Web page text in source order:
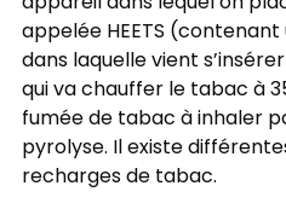
appelée HEETS
dans laquelle vient
qui va chauffer le tabac à
fumée de tabac à inhaler
pyrolyse. Il existe
recharges de tabac.